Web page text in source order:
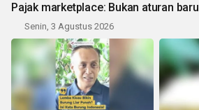
Pajak marketplace: Bukan aturan baru
Senin, 3 Agustus 2026